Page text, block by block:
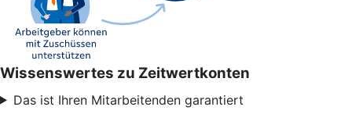
Wissenswertes zu Zeitwertkonten
Das ist Ihren Mitarbeitenden garantiert